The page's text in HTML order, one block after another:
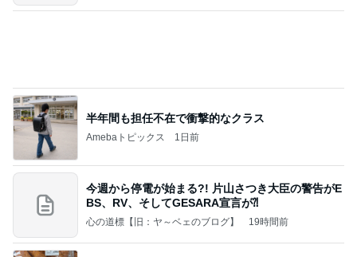
半年間も担任不在で衝撃的なクラス
Amebaトピックス 1日前
今週から停電が始まる?! 片山さつき大臣の警告がE
BS、RV、そしてGESARA宣言が⁈
心の道標【旧：ヤ～ベェのブログ】 19時間前